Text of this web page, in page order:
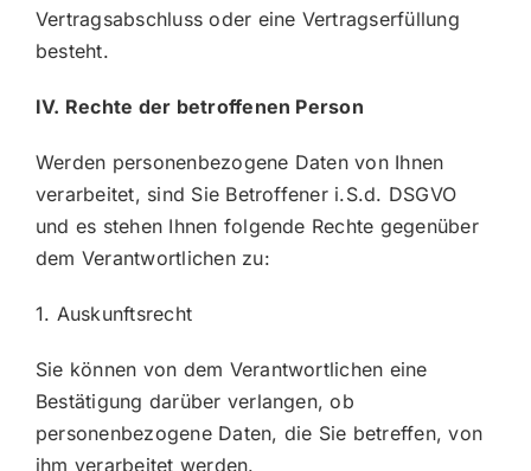
Vertragsabschluss oder eine Vertragserfüllung
besteht.
IV. Rechte der betroffenen Person
Werden personenbezogene Daten von Ihnen
verarbeitet, sind Sie Betroffener i.S.d. DSGVO
und es stehen Ihnen folgende Rechte gegenüber
dem Verantwortlichen zu:
1. Auskunftsrecht
Sie können von dem Verantwortlichen eine
Bestätigung darüber verlangen, ob
personenbezogene Daten, die Sie betreffen, von
ihm verarbeitet werden.